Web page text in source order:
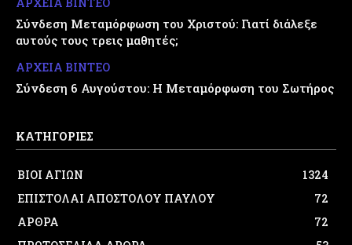
Σύνδεση Μεταμόρφωση του Χριστού: Γιατί διάλεξε
αυτούς τους τρεις μαθητές;
ΑΡΧΕΙΑ ΒΙΝΤΕΟ
Σύνδεση 6 Αυγούστου: Η Μεταμόρφωση του Σωτήρος
ΚΑΤΗΓΟΡΙΕΣ
ΒΙΟΙ ΑΓΙΩΝ
1324
ΕΠΙΣΤΟΛΑΙ ΑΠΟΣΤΟΛΟΥ ΠΑΥΛΟΥ
72
ΑΡΘΡΑ
72